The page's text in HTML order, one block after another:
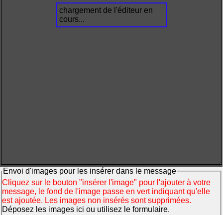
chargement de l'éditeur en
cours...
Envoi d'images pour les insérer dans le message
Cliquez sur le bouton "insérer l'image" pour l'ajouter à votre
message, le fond de l'image passe en vert indiquant qu'elle
est ajoutée. Les images non insérés sont supprimées.
Déposez les images ici ou utilisez le formulaire.